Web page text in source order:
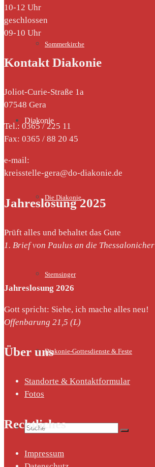
Sommerkirche
Diakonie
Die Diakonie
Sternsinger
Diakonie-Gottesdienste & Feste
Suche
10-12 Uhr
geschlossen
09-10 Uhr
Kontakt Diakonie
Joliot-Curie-Straße 1a
07548 Gera
Tel.: 0365 / 225 11
Fax: 0365 / 88 20 45
e-mail:
kreisstelle-gera@do-diakonie.de
Jahreslosung 2025
Prüft alles und behaltet das Gute
1. Brief von Paulus an die Thessalonicher
Jahreslosung 2026
Gott spricht: Siehe, ich mache alles neu!
Offenbarung 21,5 (L)
Über uns
Standorte & Kontaktformular
Fotos
Rechtliches
Impressum